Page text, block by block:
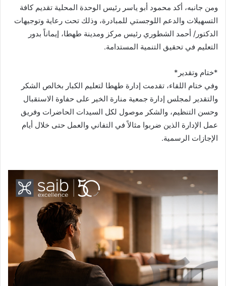
ومن جانبه، أكد محمود أبو ياسر رئيس الوحدة المحلية تقديم كافة
التسهيلات والدعم اللوجستي للمبادرة، وذلك تحت رعاية وتوجيهات
الدكتور/ أحمد الشطوري رئيس مركز ومدينة طهطا، إيماناً بدور
التعليم في تحقيق التنمية المستدامة.
*ختام وتقدير*
وفي ختام اللقاء، تقدمت إدارة طهطا لتعليم الكبار بخالص الشكر
والتقدير لمجلس إدارة جمعية منارة الخير على حفاوة الاستقبال
وحسن التنظيم، والشكر موصول لكل السيدات الحاضرات وفريق
عمل الإدارة الذين ضربوا مثالاً في التفاني والعمل حتى خلال أيام
الإجازات الرسمية.